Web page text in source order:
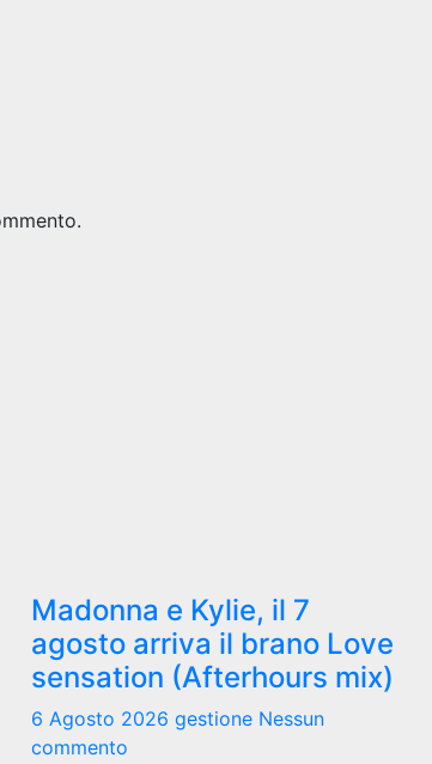
Madonna e Kylie, il 7
agosto arriva il brano Love
sensation (Afterhours mix)
6 Agosto 2026 gestione Nessun
commento